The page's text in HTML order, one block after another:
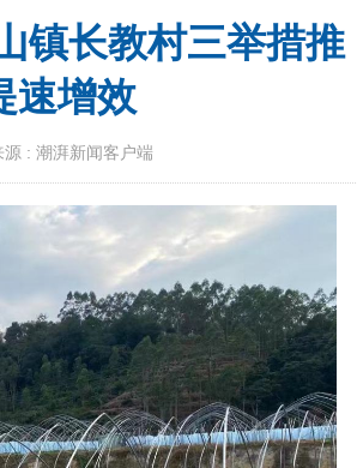
镇长教村三举措推
速增效
源 : 潮湃新闻客户端